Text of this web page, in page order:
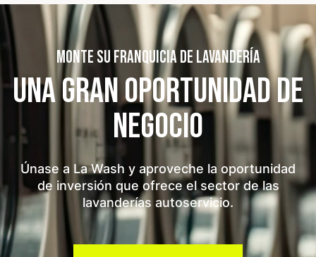
MONTE SU FRANQUICIA DE LAVANDERÍA
UNA GRAN OPORTUNIDADDE
NEGOCIO
Únase a La Wash y aproveche la oportunidad
de inversión que ofrece el sector de las
lavanderías autoservicio.